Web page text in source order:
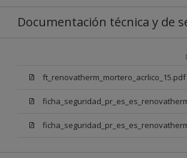
Documentación técnica y de
ft_renovatherm_mortero_acrlico_15.pdf